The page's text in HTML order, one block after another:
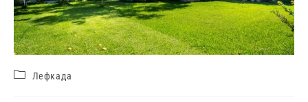
Лефкада